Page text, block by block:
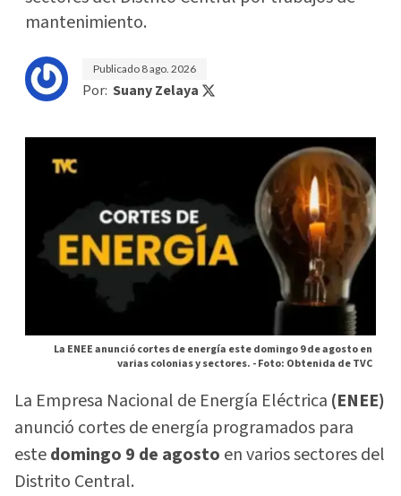
mantenimiento.
Publicado 8 ago. 2026
Por: Suany Zelaya
La ENEE anunció cortes de energía este domingo 9 de agosto en
varias colonias y sectores. -Foto: Obtenida de TVC
La Empresa Nacional de Energía Eléctrica (ENEE)
anunció cortes de energía programados para
estedomingo 9 de agosto en varios sectores del
Distrito Central.